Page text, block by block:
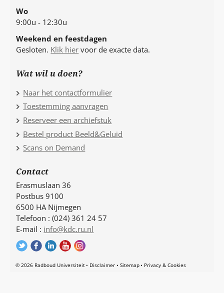
Wo
9:00u - 12:30u
Weekend en feestdagen
Gesloten. Klik hier voor de exacte data.
Wat wil u doen?
Naar het contactformulier
Toestemming aanvragen
Reserveer een archiefstuk
Bestel product Beeld&Geluid
Scans on Demand
Contact
Erasmuslaan 36
Postbus 9100
6500 HA Nijmegen
Telefoon : (024) 361 24 57
E-mail : info@kdc.ru.nl
© 2026 Radboud Universiteit Disclaimer Sitemap Privacy & Cookies